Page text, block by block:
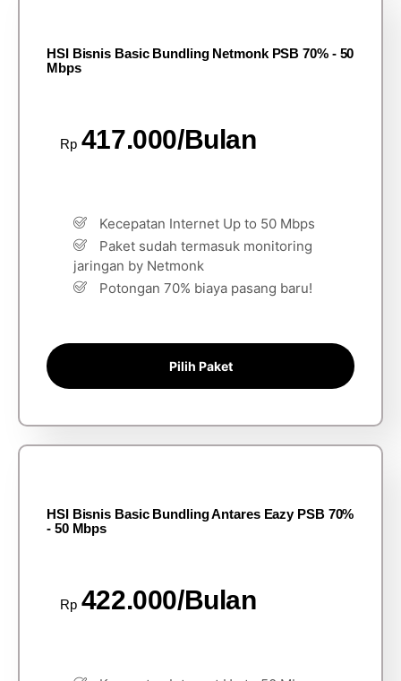
HSI Bisnis Basic Bundling Netmonk PSB 70% - 50
Mbps
Rp 417.000/Bulan
Kecepatan Internet Up to 50 Mbps
Paket sudah termasuk monitoring
jaringan by Netmonk
Potongan 70% biaya pasang baru!
Pilih Paket
HSI Bisnis Basic Bundling Antares Eazy PSB 70%
- 50 Mbps
Rp 422.000/Bulan